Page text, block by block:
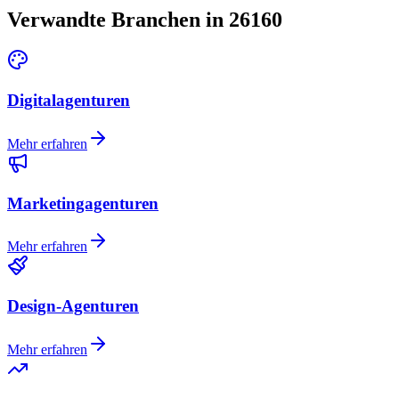
Verwandte Branchen in 26160
Digitalagenturen
Mehr erfahren
Marketingagenturen
Mehr erfahren
Design-Agenturen
Mehr erfahren